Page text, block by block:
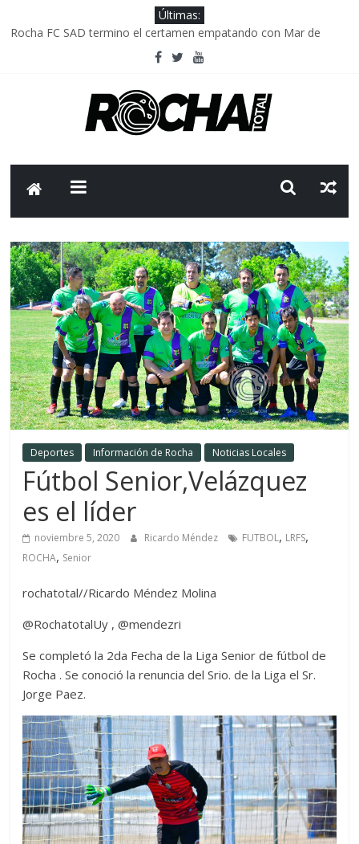
Últimas:
Rocha FC SAD termino el certamen empatando con Mar de
Delegación parlamentaria uruguaya llega a Israel; el Frente
Caso Charles Carrera: la causa que sobrevivió al paso del tiempo
Criminalidad en Uruguay: menos delitos,los homicidios son lo
Deportes Información de Rocha Noticias Locales
Fútbol Senior,Velázquez
es el líder
noviembre 5, 2020 Ricardo Méndez FUTBOL, LRFS,
ROCHA, Senior
rochatotal//Ricardo Méndez Molina
@RochatotalUy , @mendezri
Se completó la 2da Fecha de la Liga Senior de fútbol de
Rocha . Se conoció la renuncia del Srio. de la Liga el Sr.
Jorge Paez.